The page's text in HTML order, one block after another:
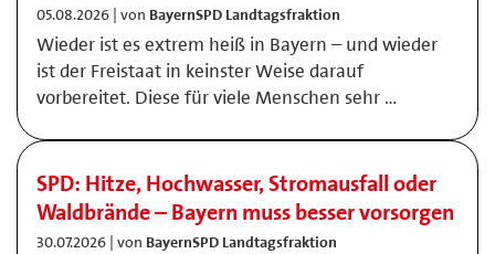
05.08.2026 | von BayernSPD Landtagsfraktion
Wieder ist es extrem heiß in Bayern – und wieder
ist der Freistaat in keinster Weise darauf
vorbereitet. Diese für viele Menschen sehr …
SPD: Hitze, Hochwasser, Stromausfall oder
Waldbrände – Bayern muss besser vorsorgen
30.07.2026 | von BayernSPD Landtagsfraktion